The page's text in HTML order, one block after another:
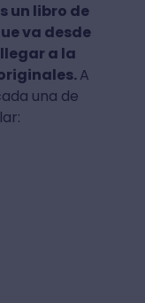
un libro de
va desde
a la
A
una de